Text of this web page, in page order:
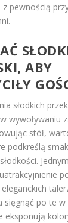
pewnością
ABY
słodkich
wywoływaniu
stół,
podkreślą
sięgnąć po te
eksponują